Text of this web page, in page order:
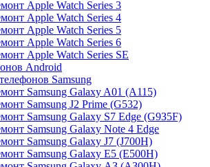
Apple Watch Series 3
Apple Watch Series 4
Apple Watch Series 5
Apple Watch Series 6
Apple Watch Series SE
Android
Samsung
Samsung Galaxy A01 (A115)
Samsung J2 Prime (G532)
Samsung Galaxу S7 Edge (G9З5F)
Samsung Galaxу Note 4 Edge
Samsung Galaxу J7 (J700H)
Samsung Galaxу E5 (E500H)